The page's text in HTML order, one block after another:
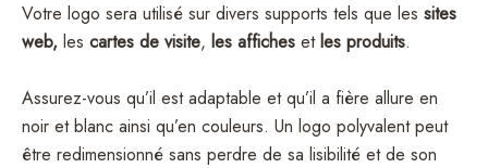
Votre logo sera utilisé sur divers supports tels que les sites
web, les cartes de visite, les affiches etles produits.
Assurez-vous qu’il est adaptable et qu’il a fière allure en
noir et blanc ainsi qu’en couleurs. Un logo polyvalent peut
être redimensionné sans perdre de sa lisibilité et de son